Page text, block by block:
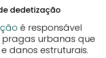
dedetização
é responsável
urbanas que
danos estruturais.